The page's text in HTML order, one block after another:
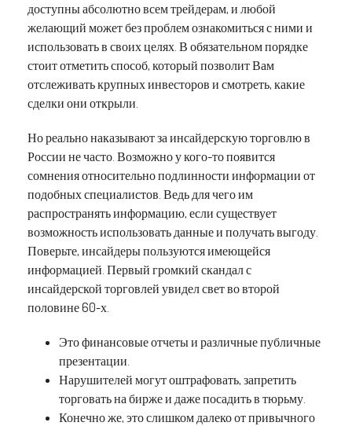
доступны абсолютно всем трейдерам, и любой
желающий может без проблем ознакомиться с ними и
использовать в своих целях. В обязательном порядке
стоит отметить способ, который позволит Вам
отслеживать крупных инвесторов и смотреть, какие
сделки они открыли.
Но реально наказывают за инсайдерскую торговлю в
России не часто. Возможно у кого-то появится
сомнения относительно подлинности информации от
подобных специалистов. Ведь для чего им
распространять информацию, если существует
возможность использовать данные и получать выгоду.
Поверьте, инсайдеры пользуются имеющейся
информацией. Первый громкий скандал с
инсайдерской торговлей увидел свет во второй
половине 60-х.
Это финансовые отчеты и различные публичные
презентации.
Нарушителей могут оштрафовать, запретить
торговать на бирже и даже посадить в тюрьму.
Конечно же, это слишком далеко от привычного